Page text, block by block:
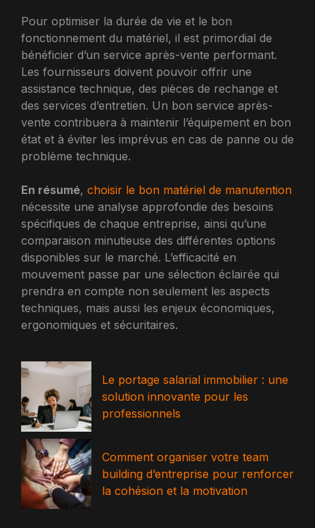
Pour optimiser la durée de vie et le bon
fonctionnement du matériel, il est primordial de
bénéficier d’un service après-vente performant.
Les fournisseurs doivent pouvoir offrir une
assistance technique, des pièces de rechange et
des services d’entretien. Un bon service après-
vente contribuera à maintenir l’équipement en bon
état et à éviter les imprévus en cas de panne ou de
problème technique.
En résumé, choisir le bon matériel de manutention
nécessite une analyse approfondie des besoins
spécifiques de chaque entreprise, ainsi qu’une
comparaison minutieuse des différentes options
disponibles sur le marché. L’efficacité en
mouvement passe par une sélection éclairée qui
prendra en compte non seulement les aspects
techniques, mais aussi les enjeux économiques,
ergonomiques et sécuritaires.
Le portage salarial immobilier : une
solution innovante pour les
professionnels
Comment organiser votre team
building d’entreprise pour renforcer
la cohésion et la motivation